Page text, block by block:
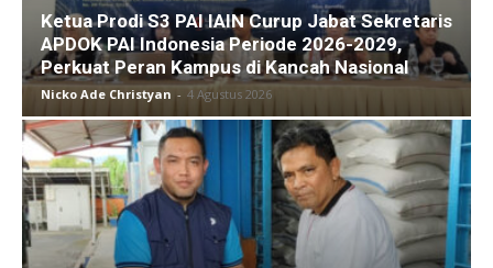
Ketua Prodi S3 PAI IAIN Curup Jabat Sekretaris
APDOK PAI Indonesia Periode 2026-2029,
Perkuat Peran Kampus di Kancah Nasional
Nicko Ade Christyan - 4 Agustus 2026